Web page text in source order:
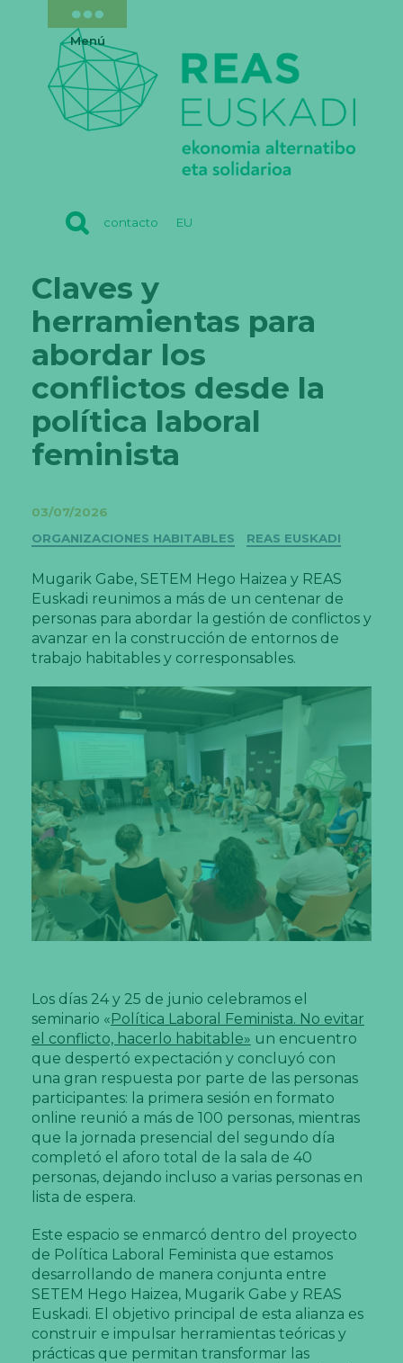
contacto EU
Menú
Claves y
herramientas para
abordar los
conflictos desde la
política laboral
feminista
03/07/2026
Categorías
ORGANIZACIONES HABITABLES REAS EUSKADI
Mugarik Gabe, SETEM Hego Haizea y REAS
Euskadi reunimos a más de un centenar de
personas para abordar la gestión de conflictos y
avanzar en la construcción de entornos de
trabajo habitables y corresponsables.
Los días 24 y 25 de junio celebramos el
seminario «Política Laboral Feminista. No evitar
el conflicto, hacerlo habitable» un encuentro
que despertó expectación y concluyó con
una gran respuesta por parte de las personas
participantes: la primera sesión en formato
online reunió a más de 100 personas, mientras
que la jornada presencial del segundo día
completó el aforo total de la sala de 40
personas, dejando incluso a varias personas en
lista de espera.
Este espacio se enmarcó dentro del proyecto
de Política Laboral Feminista que estamos
desarrollando de manera conjunta entre
SETEM Hego Haizea, Mugarik Gabe y REAS
Euskadi. El objetivo principal de esta alianza es
construir e impulsar herramientas teóricas y
prácticas que permitan transformar las